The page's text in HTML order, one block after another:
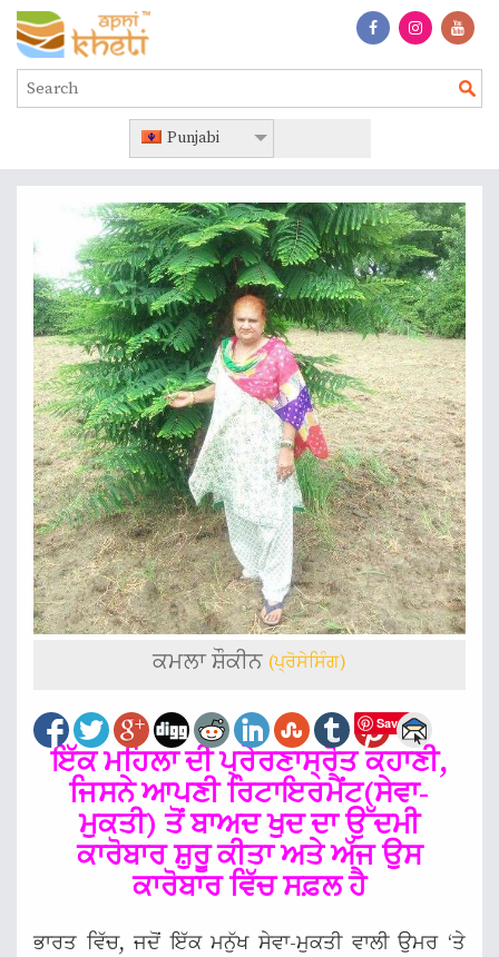
Punjabi
ਕਮਲਾ ਸ਼ੌਕੀਨ (ਪ੍ਰੋਸੇਸਿੰਗ)
Save
ਇੱਕ ਮਹਿਲਾ ਦੀ ਪ੍ਰੇਰਣਾਸ੍ਰੋਤ ਕਹਾਣੀ,
ਜਿਸਨੇ ਆਪਣੀ ਰਿਟਾਇਰਮੈਂਟ(ਸੇਵਾ-
ਮੁਕਤੀ) ਤੋਂ ਬਾਅਦ ਖੁਦ ਦਾ ਉੱਦਮੀ
ਕਾਰੋਬਾਰ ਸ਼ੁਰੂ ਕੀਤਾ ਅਤੇ ਅੱਜ ਉਸ
ਕਾਰੋਬਾਰ ਵਿੱਚ ਸਫ਼ਲ ਹੈ
ਭਾਰਤ ਵਿੱਚ, ਜਦੋਂ ਇੱਕ ਮਨੁੱਖ ਸੇਵਾ-ਮੁਕਤੀ ਵਾਲੀ ਉਮਰ ‘ਤੇ